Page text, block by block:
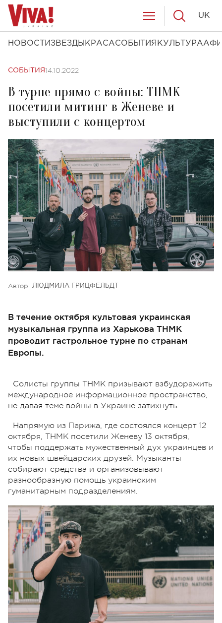
НОВОСТИ ЗВЕЗДЫ КРАСАСОБЫТИЯ КУЛЬТУРА
UK
СОБЫТИЯ 14.10.2022
В турне прямо с войны: ТНМК
посетили митинг в Женеве и
выступили с концертом
Автор: ЛЮДМИЛА ГРИЦФЕЛЬДТ
В течение октября культовая украинская
музыкальная группа из Харькова ТНМК
проводит гастрольное турне по странам
Европы.
Солисты группы ТНМК призывают взбудоражить
международное информационное пространство,
не давая теме войны в Украине затихнуть.
Напрямую из Парижа, где состоялся концерт 12
октября, ТНМК посетили Женеву 13 октября,
чтобы поддержать мужественный дух украинцев и
их новых швейцарских друзей. Музыканты
собирают средства и организовывают
разнообразную помощь украинским
гуманитарным подразделениям.